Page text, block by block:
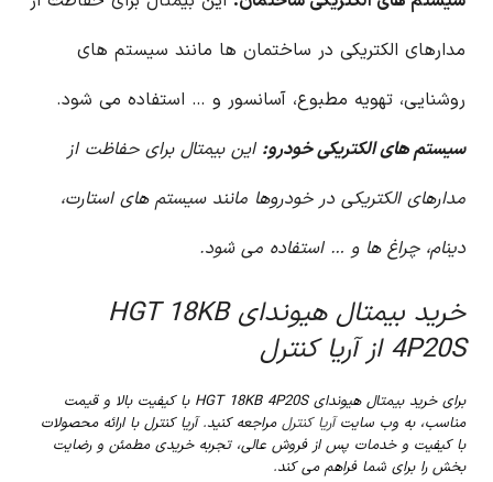
مدارهای الکتریکی در ساختمان ها مانند سیستم های
روشنایی، تهویه مطبوع، آسانسور و … استفاده می شود.
سیستم های الکتریکی خودرو: این بیمتال برای حفاظت از
مدارهای الکتریکی در خودروها مانند سیستم های استارت،
دینام، چراغ ها و … استفاده می شود.
خرید بیمتال هیوندای HGT 18KB
4P20S از آریا کنترل
برای خرید بیمتال هیوندای HGT 18KB 4P20S با کیفیت بالا و قیمت
مناسب، به وب سایتآریا کنترل مراجعه کنید. آریا کنترل با ارائه محصولات
با کیفیت و خدمات پس از فروش عالی، تجربه خریدی مطمئن و رضایت
بخش را برای شما فراهم می کند.